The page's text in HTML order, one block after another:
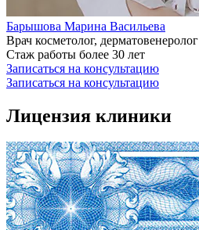
Барышова Марина Васильева
Врач косметолог, дерматовенеролог
Стаж работы более 30 лет
Записаться на консультацию
Записаться на консультацию
Лицензия клиники